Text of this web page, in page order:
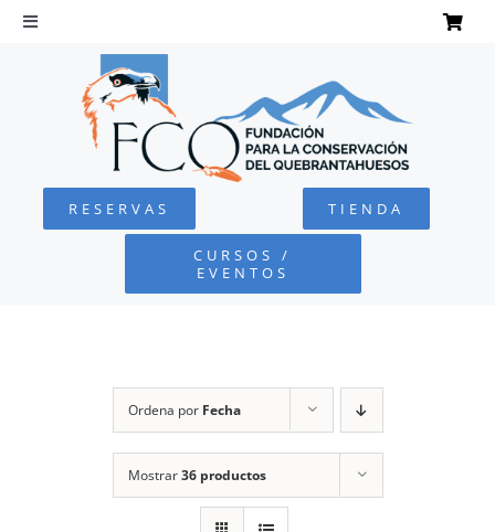
Saltar
Toggle
Navigation
QUEBRANTAHUESOS
FUNDACIÓN
RESERVAS TIENDA
CURSOS /
EVENTOS
Ordena por Fecha
Mostrar36 productos